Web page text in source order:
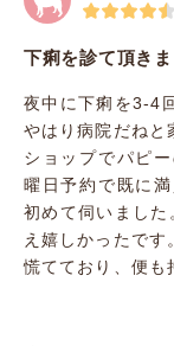
下痢を診て頂き
夜中に下痢を3-4
やはり病院だねと
ショップでパピ
曜日予約で既に
初めて伺いまし
え嬉しかったです
慌てており、便も